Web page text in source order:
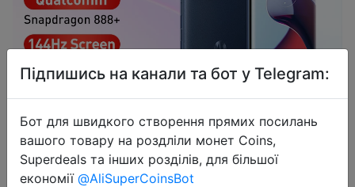
Підпишись на канали та бот у Telegram:
Бот для швидкого створення прямих посилань
вашого товару на роздліли монет Coins,
Superdeals та інших розділів, для більшої
економії @AliSuperCoinsBot